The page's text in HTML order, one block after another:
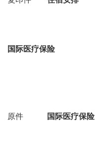
国际医疗保险
原件 国际医疗保险